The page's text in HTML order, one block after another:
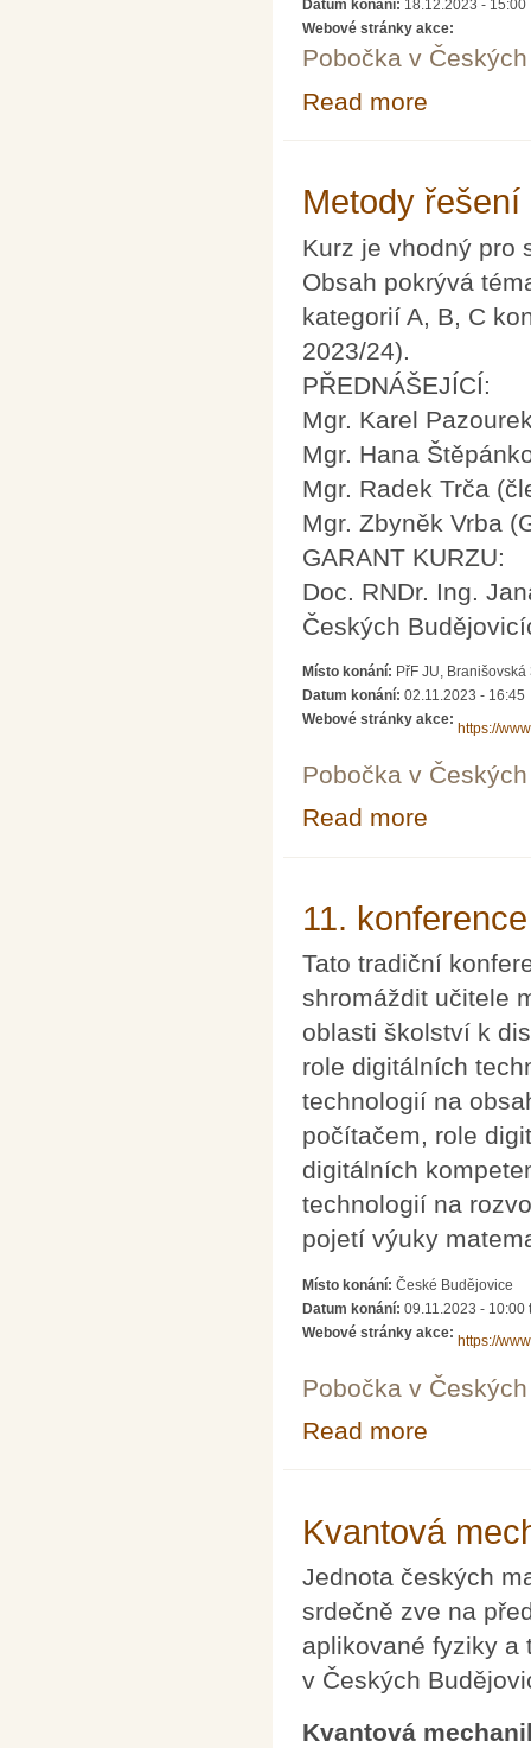
Datum konání: 18.12.2023 - 15:00
Webové stránky akce:
Pobočka v
Read more
Metody řešení
Kurz je vhodný pro
Obsah pokrývá
kategorií A, B, C
2023/24).
PŘEDNÁŠEJÍCÍ:
Mgr. Karel
Mgr. Hana
Mgr. Radek Trča
Mgr. Zbyněk Vrba
GARANT KURZU:
Doc. RNDr. Ing.
Českých
Místo konání: PřF JU,
Datum konání: 02.11.2023 - 16:45
Webové stránky akce:
https://
Pobočka v
Read more
11.
Tato tradiční
shromáždit učitele
oblasti školství k
role digitálních
technologií na
počítačem, role
digitálních
technologií na
pojetí výuky
Místo konání: České Budějovice
Datum konání: 09.11.2023 - 10:00
Webové stránky akce:
https://
Pobočka v
Read more
Kvantová
Jednota českých
srdečně zve na
aplikované fyziky a
v Českých
Kvantová